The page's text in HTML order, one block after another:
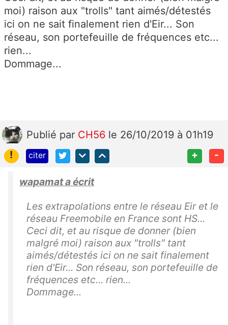
moi) raison aux "trolls" tant aimés/détestés
ici on ne sait finalement rien d'Eir... Son
réseau, son portefeuille de fréquences etc...
rien...
Dommage...
Publié par CH56 le 26/10/2019 à 01h19
!
citer + -
wapamat a écrit
Les extrapolations entre le réseau Eir et le
réseau Freemobile en France sont HS...
Ceci dit, et au risque de donner (bien
malgré moi) raison aux "trolls" tant
aimés/détestés ici on ne sait finalement
rien d'Eir... Son réseau, son portefeuille de
fréquences etc... rien...
Dommage...